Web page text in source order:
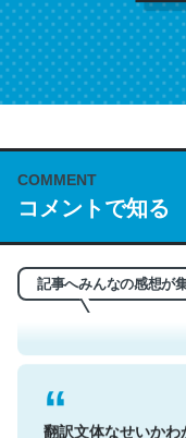
COMMENT
コメントで知る
記事へみんなの感想が
これは名文。彼は
う。英語少しでも
れ好き。Let’s
─今のこの状況が信じら
翻訳文体なせいかわ